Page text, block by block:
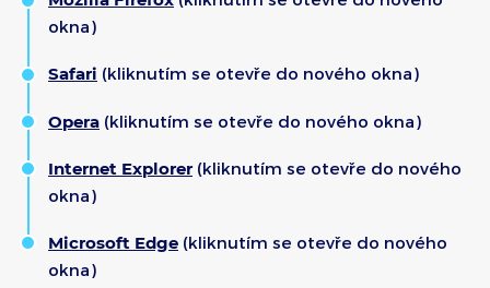
okna)
Safari (kliknutím se otevře do nového okna)
Opera (kliknutím se otevře do nového okna)
Internet Explorer (kliknutím se otevře do nového
okna)
Microsoft Edge (kliknutím se otevře do nového
okna)